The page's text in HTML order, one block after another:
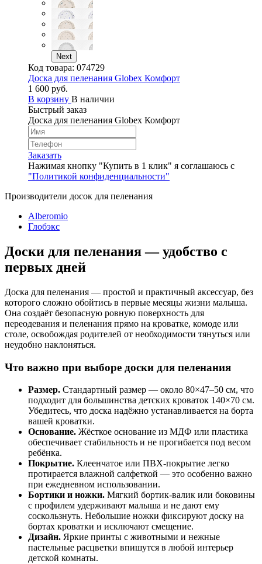
Next
Код товара: 074729
Доска для пеленания Globex Комфорт
1 600 руб.
В корзину В наличии
Быстрый заказ
Доска для пеленания Globex Комфорт
Заказать
Нажимая кнопку "Купить в 1 клик" я соглашаюсь с
"Политикой конфиденциальности"
Производители досок для пеленания
Alberomio
Глобэкс
Доски для пеленания — удобство с
первых дней
Доска для пеленания — простой и практичный аксессуар, без
которого сложно обойтись в первые месяцы жизни малыша.
Она создаёт безопасную ровную поверхность для
переодевания и пеленания прямо на кроватке, комоде или
столе, освобождая родителей от необходимости тянуться или
неудобно наклоняться.
Что важно при выборе доски для пеленания
Размер. Стандартный размер — около 80×47–50 см, что
подходит для большинства детских кроваток 140×70 см.
Убедитесь, что доска надёжно устанавливается на борта
вашей кроватки.
Основание. Жёсткое основание из МДФ или пластика
обеспечивает стабильность и не прогибается под весом
ребёнка.
Покрытие. Клеенчатое или ПВХ-покрытие легко
протирается влажной салфеткой — это особенно важно
при ежедневном использовании.
Бортики и ножки. Мягкий бортик-валик или боковины
с профилем удерживают малыша и не дают ему
соскользнуть. Небольшие ножки фиксируют доску на
бортах кроватки и исключают смещение.
Дизайн. Яркие принты с животными и нежные
пастельные расцветки впишутся в любой интерьер
детской комнаты.